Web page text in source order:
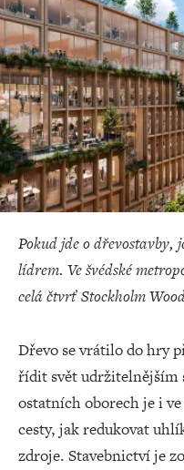
Pokud jde o dřevostavby,
lídrem. Ve švédské
celá čtvrť Stockholm
Dřevo se vrátilo do hry
řídit svět udržitelnějším
ostatních oborech je i
cesty, jak redukovat
zdroje. Stavebnictví je